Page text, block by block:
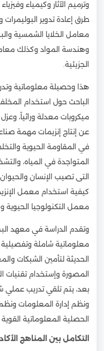
وترميم الآثار وكيمياء
طرق إعادة تدوير البوليمرات
معامل الخلايا الشمسية
وهندسة المواد وكذلك
الجزيئية.
هذا وحصيلة معلوماتية
الباحث حول استخدام
ميكروبات معدلة وراثياً،
عن إنتاج إنزيمات مهمة
في المقاومة الحيوية
المتواجدة في المياه،
التى تصيب الإنسان
كيفية استخدام معمل
معمل التكنولوجيا الحيوية
وتقدم الدراسة في معهد
معلوماتية شاملة
الحديثة لتأمين الشبكات
المصورة وإستخدام تقنيات
بعد، يتم تلقي تدريب
ونظم إدارة المعلومات
الحصلية المعلوماتية
التكامل بين المناهج